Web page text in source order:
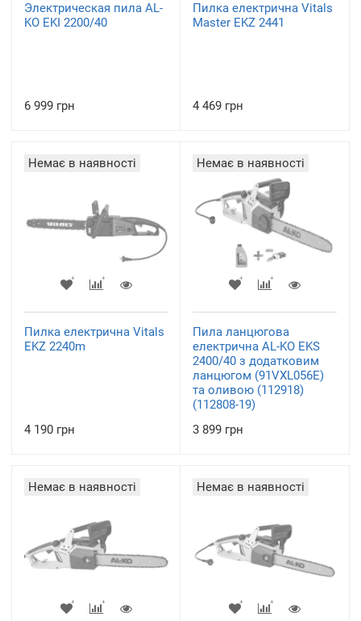
Электрическая пила AL-
KO EKI 2200/40
6 999 грн
Пилка електрична Vitals
Master EKZ 2441
4 469 грн
Немає в наявності
Пилка електрична Vitals
EKZ 2240m
4 190 грн
Немає в наявності
Пила ланцюгова
електрична AL-KO EKS
2400/40 з додатковим
ланцюгом (91VXL056E)
та оливою (112918)
(112808-19)
3 899 грн
Немає в наявності Немає в наявності